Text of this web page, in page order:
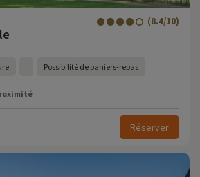
(8.4/10)
Possibilité de paniers-repas
Réserver